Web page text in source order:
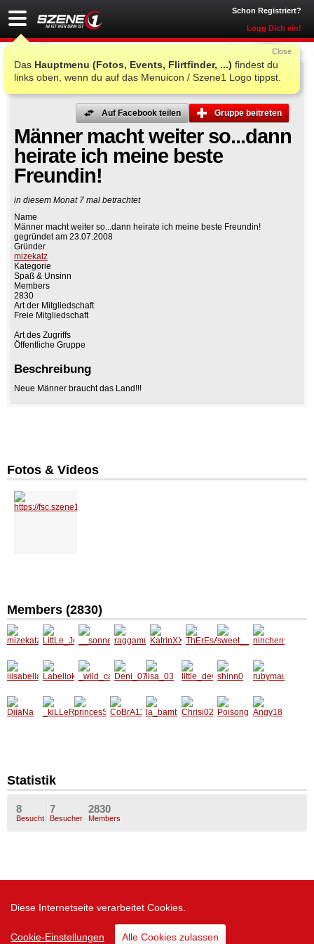
Diese Internetseite verarbeitet Cookies.
Cookie-Einstellungen Alle Cookies zulassen
Schon Registriert?
Logg Dich ein!
Das Hauptmenu (Fotos, Events, Flirtfinder, ...) findest du
links oben, wenn du auf das Menuicon / Szene1 Logo tippst.
Close
Gruppe beitreten
Auf Facebook teilen
Männer macht weiter so...dann
heirate ich meine beste
Freundin!
in diesem Monat 7 mal betrachtet
Name
Männer macht weiter so...dann heirate ich meine beste Freundin!
gegründet am 23.07.2008
Gründer
mizekatz
Kategorie
Spaß & Unsinn
Members
2830
Art der Mitgliedschaft
Freie Mitgliedschaft
Art des Zugriffs
Öffentliche Gruppe
Beschreibung
Neue Männer braucht das Land!!!
Fotos & Videos
Members (2830)
mizekat
z
LittLe_
JeNny
__sonn
enschei
n__
raggam
uffin
KatrinX
X
ThErEs
A_92
sweet_
_cherry
ninchen
91
iiisabell
a
Labello
kuss
_wild_c
at
Deni_0
702
lisa_03
little_de
vil007
shinn0
rubyma
us
Statistik
8
Besucht
7
Besucher
2830
Members